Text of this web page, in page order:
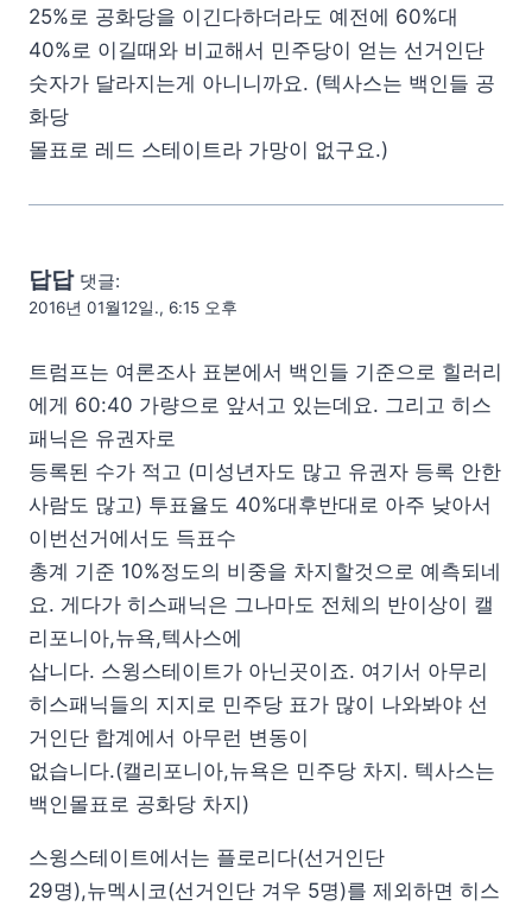
25%로 공화당을 이긴다하더라도 예전에 60%대
40%로 이길때와 비교해서 민주당이 얻는 선거인단
숫자가 달라지는게 아니니까요. (텍사스는 백인들 공
화당
몰표로 레드 스테이트라 가망이 없구요.)
답답 댓글:
2016년 01월12일., 6:15 오후
트럼프는 여론조사 표본에서 백인들 기준으로 힐러리
에게 60:40 가량으로 앞서고 있는데요. 그리고 히스
패닉은 유권자로
등록된 수가 적고 (미성년자도 많고 유권자 등록 안한
사람도 많고) 투표율도 40%대후반대로 아주 낮아서
이번선거에서도 득표수
총계 기준 10%정도의 비중을 차지할것으로 예측되네
요. 게다가 히스패닉은 그나마도 전체의 반이상이 캘
리포니아,뉴욕,텍사스에
삽니다. 스윙스테이트가 아닌곳이죠. 여기서 아무리
히스패닉들의 지지로 민주당 표가 많이 나와봐야 선
거인단 합계에서 아무런 변동이
없습니다.(캘리포니아,뉴욕은 민주당 차지. 텍사스는
백인몰표로 공화당 차지)
스윙스테이트에서는 플로리다(선거인단
29명),뉴멕시코(선거인단 겨우 5명)를 제외하면 히스